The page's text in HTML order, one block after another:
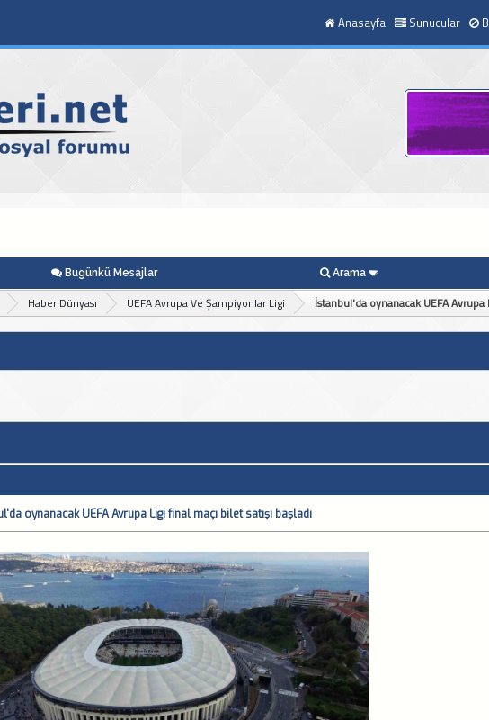
Anasayfa Sunucular
Bugünkü Mesajlar Arama
Haber Dünyası UEFA Avrupa Ve Şampiyonlar Ligi İstanbul'da oynanacak UEFA Avrupa
oynanacak UEFA Avrupa Ligi final maçı bilet satışı başladı